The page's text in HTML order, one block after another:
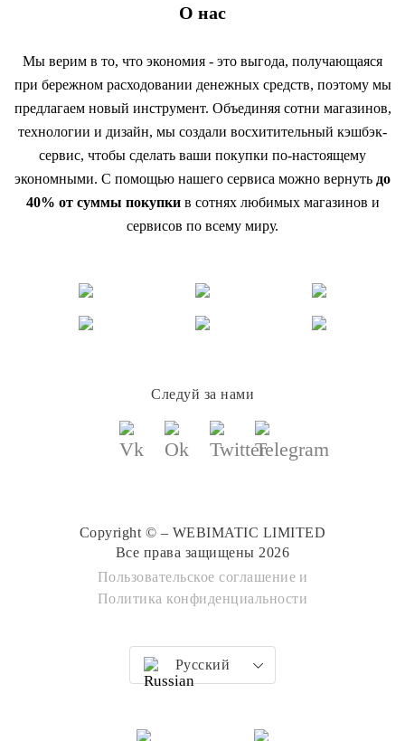
О нас
Мы верим в то, что экономия - это выгода, получающаяся
при бережном расходовании денежных средств, поэтому мы
предлагаем новый инструмент. Объединяя сотни магазинов,
технологии и дизайн, мы создали восхитительный кэшбэк-
сервис, чтобы сделать ваши покупки по-настоящему
экономными. С помощью нашего сервиса можно вернуть до
40% от суммы покупкив сотнях любимых магазинов и
сервисов по всему миру.
Следуй за нами
Copyright © – WEBIMATIC LIMITED
Все права защищены 2026
Пользовательское соглашение и
Политика конфиденциальности
Русский